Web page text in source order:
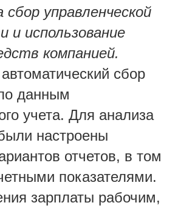
управленческой
и использование
компанией.
сбор
данным
учета. Для анализа
настроены
отчетов, в том
показателями.
зарплаты рабочим,